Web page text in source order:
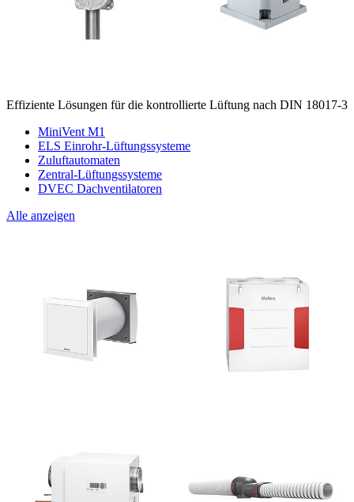
Effiziente Lösungen für die kontrollierte Lüftung nach DIN 18017-3
MiniVent M1
ELS Einrohr-Lüftungssysteme
Zuluftautomaten
Zentral-Lüftungssysteme
DVEC Dachventilatoren
Alle anzeigen